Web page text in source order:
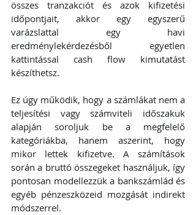
összes tranzakciót és azok kifizetési
időpontjait, akkor egy egyszerű
varázslattal egy havi
eredménylekérdezésből egyetlen
kattintással cash flow kimutatást
készíthetsz.
Ez úgy működik, hogy a számlákat nem a
teljesítési vagy számviteli időszakuk
alapján soroljuk be a megfelelő
kategóriákba, hanem aszerint, hogy
mikor lettek kifizetve. A számítások
során a bruttó összegeket használjuk, így
pontosan modellezzük a bankszámlád és
egyéb pénzeszközeid mozgását indirekt
módszerrel.